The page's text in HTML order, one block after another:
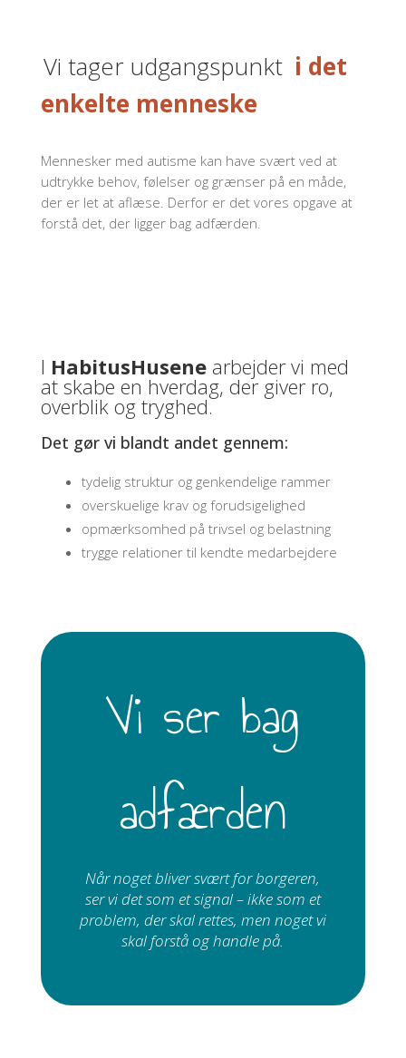
Vi tager udgangspunkt i det
enkelte menneske
Mennesker med autisme kan have svært ved at
udtrykke behov, følelser og grænser på en måde,
der er let at aflæse. Derfor er det vores opgave at
forstå det, der ligger bag adfærden.
I HabitusHusenearbejder vi med
at skabe en hverdag, der giver ro,
overblik og tryghed.
Det gør vi blandt andet gennem:
tydelig struktur og genkendelige rammer
overskuelige krav og forudsigelighed
opmærksomhed på trivsel og belastning
trygge relationer til kendte medarbejdere
Vi ser bag
adfærden
Når noget bliver svært for borgeren,
ser vi det som et signal – ikke som et
problem, der skal rettes, men noget vi
skal forstå og handle på.